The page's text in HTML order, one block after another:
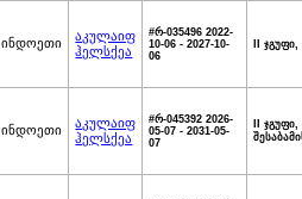
ინდოეთი
აკულაიფ
ჰელსქეა
#რ-035496 2022-
10-06 - 2027-10-
06
II
ინდოეთი
აკულაიფ
ჰელსქეა
#რ-045392 2026-
05-07 - 2031-05-
07
II